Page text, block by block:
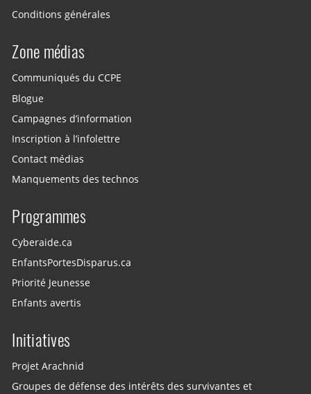
Conditions générales
Zone médias
Communiqués du CCPE
Blogue
Campagnes d’information
Inscription à l’infolettre
Contact médias
Manquements des technos
Programmes
Cyberaide.ca
EnfantsPortesDisparus.ca
Priorité Jeunesse
Enfants avertis
Initiatives
Projet Arachnid
Groupes de défense des intérêts des survivantes et